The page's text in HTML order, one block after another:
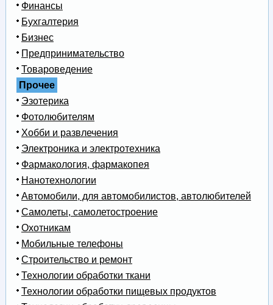
Финансы
Бухгалтерия
Бизнес
Предпринимательство
Товароведение
Прочее
Эзотерика
Фотолюбителям
Хобби и развлечения
Электроника и электротехника
Фармакология, фармакопея
Нанотехнологии
Автомобили, для автомобилистов, автолюбителей
Самолеты, самолетостроение
Охотникам
Мобильные телефоны
Строительство и ремонт
Технологии обработки ткани
Технологии обработки пищевых продуктов